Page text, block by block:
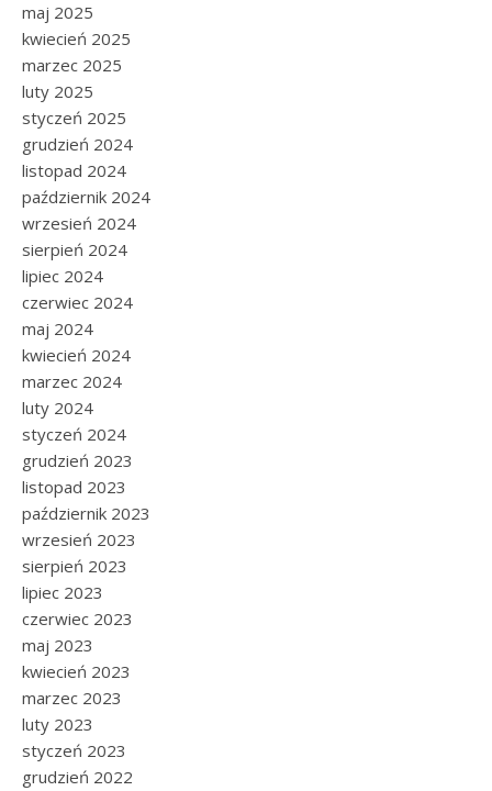
maj 2025
kwiecień 2025
marzec 2025
luty 2025
styczeń 2025
grudzień 2024
listopad 2024
październik 2024
wrzesień 2024
sierpień 2024
lipiec 2024
czerwiec 2024
maj 2024
kwiecień 2024
marzec 2024
luty 2024
styczeń 2024
grudzień 2023
listopad 2023
październik 2023
wrzesień 2023
sierpień 2023
lipiec 2023
czerwiec 2023
maj 2023
kwiecień 2023
marzec 2023
luty 2023
styczeń 2023
grudzień 2022